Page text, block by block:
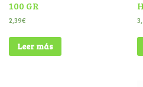
100 GR
2,39€
Leer más